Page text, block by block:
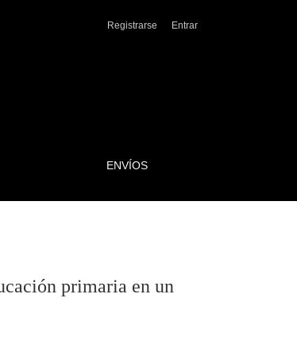
Colombia
ENVÍOS
Registrarse Entrar
primaria en un